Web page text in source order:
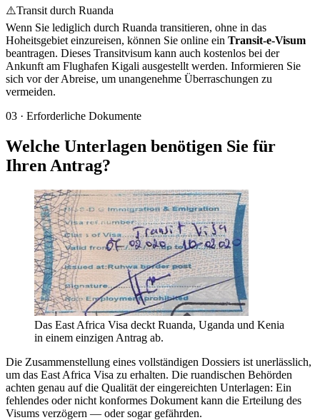
⚠️Transit durch Ruanda
Wenn Sie lediglich durch Ruanda transitieren, ohne in das
Hoheitsgebiet einzureisen, können Sie online ein Transit-e-Visum
beantragen. Dieses Transitvisum kann auch kostenlos bei der
Ankunft am Flughafen Kigali ausgestellt werden. Informieren Sie
sich vor der Abreise, um unangenehme Überraschungen zu
vermeiden.
03 · Erforderliche Dokumente
Welche Unterlagen benötigen Sie für
Ihren Antrag?
Das East Africa Visa deckt Ruanda, Uganda und Kenia
in einem einzigen Antrag ab.
Die Zusammenstellung eines vollständigen Dossiers ist unerlässlich,
um das East Africa Visa zu erhalten. Die ruandischen Behörden
achten genau auf die Qualität der eingereichten Unterlagen: Ein
fehlendes oder nicht konformes Dokument kann die Erteilung des
Visums verzögern — oder sogar gefährden.